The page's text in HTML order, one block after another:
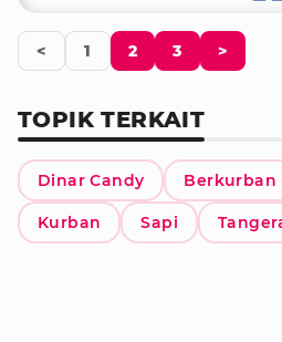
< 1 2 3 >
TOPIK TERKAIT
Dinar Candy Berkurban
Kurban Sapi